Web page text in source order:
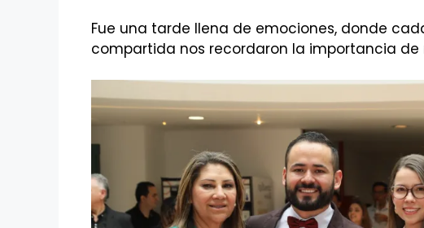
Fue una tarde llena de emociones, donde
compartida nos recordaron la importancia